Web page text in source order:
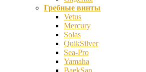
Гребные винты
Vetus
Mercury
Solas
QuikSilver
Sea-Pro
Yamaha